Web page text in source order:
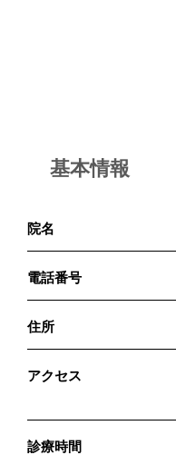
基本情報
院名
電話番号
住所
アクセス
診療時間